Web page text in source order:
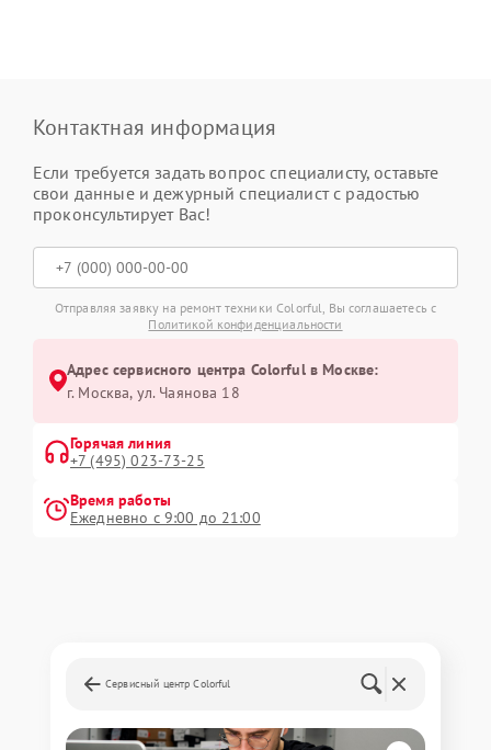
Контактная информация
Если требуется задать вопрос специалисту, оставьте
свои данные и дежурный специалист с радостью
проконсультирует Вас!
Отправляя заявку на ремонт техники Colorful, Вы соглашаетесь с
Политикой конфиденциальности
Адрес сервисного центра Colorful в Москве:
г. Москва, ул. Чаянова 18
Горячая линия
+7 (495) 023-73-25
Время работы
Ежедневно с 9:00 до 21:00
Сервисный центр Colorful